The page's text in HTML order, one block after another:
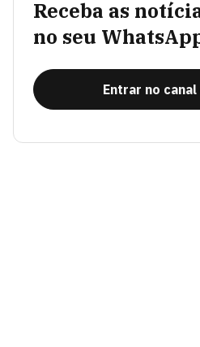
Receba as
no seu
Entrar no canal